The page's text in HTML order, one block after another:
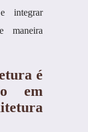
integrar
maneira
é
em